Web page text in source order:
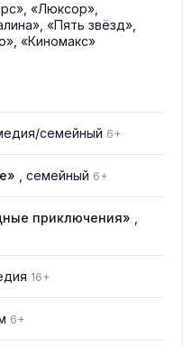
«Люксор»
«Пять звёзд»
«Киномакс»
семейный 6+
, семейный 6+
приключения»
16+
6+